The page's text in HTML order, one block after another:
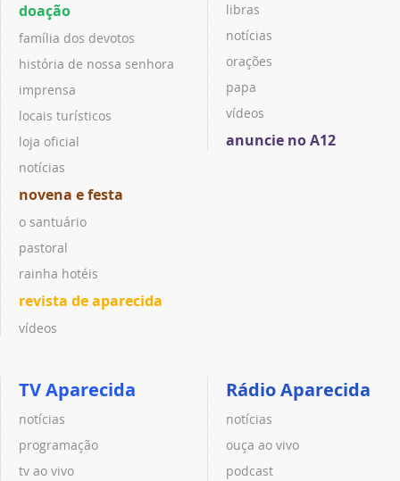
doação
família dos devotos
história de nossa senhora
imprensa
locais turísticos
loja oficial
notícias
novena e festa
o santuário
pastoral
rainha hotéis
revista de aparecida
vídeos
libras
notícias
orações
papa
vídeos
anuncie no A12
TV Aparecida
notícias
programação
tv ao vivo
Rádio Aparecida
notícias
ouça ao vivo
podcast